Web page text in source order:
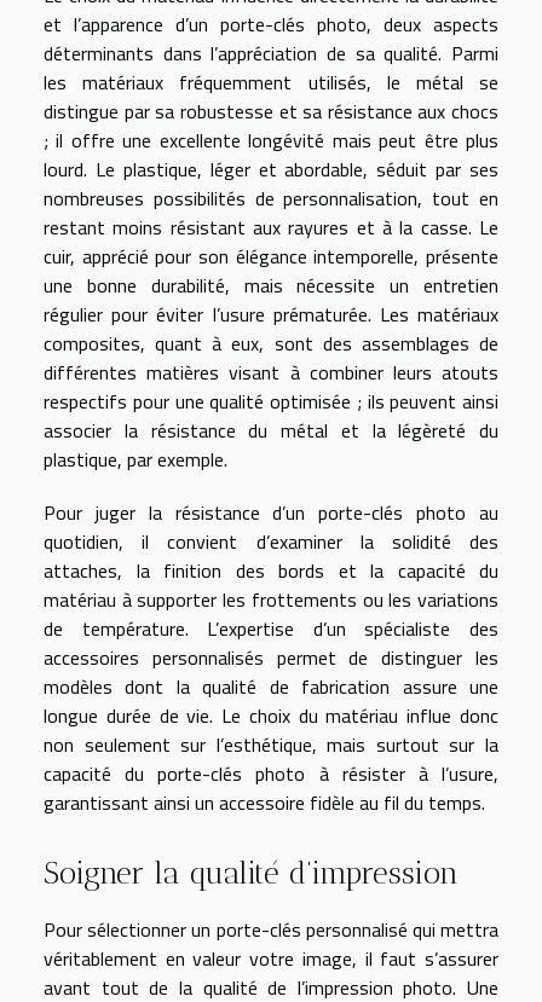
et l’apparence d’un porte-clés photo, deux aspects
déterminants dans l’appréciation de sa qualité. Parmi
les matériaux fréquemment utilisés, le métal se
distingue par sa robustesse et sa résistance aux chocs
; il offre une excellente longévité mais peut être plus
lourd. Le plastique, léger et abordable, séduit par ses
nombreuses possibilités de personnalisation, tout en
restant moins résistant aux rayures et à la casse. Le
cuir, apprécié pour son élégance intemporelle, présente
une bonne durabilité, mais nécessite un entretien
régulier pour éviter l’usure prématurée. Les matériaux
composites, quant à eux, sont des assemblages de
différentes matières visant à combiner leurs atouts
respectifs pour une qualité optimisée ; ils peuvent ainsi
associer la résistance du métal et la légèreté du
plastique, par exemple.
Pour juger la résistance d’un porte-clés photo au
quotidien, il convient d’examiner la solidité des
attaches, la finition des bords et la capacité du
matériau à supporter les frottements ou les variations
de température. L’expertise d’un spécialiste des
accessoires personnalisés permet de distinguer les
modèles dont la qualité de fabrication assure une
longue durée de vie. Le choix du matériau influe donc
non seulement sur l’esthétique, mais surtout sur la
capacité du porte-clés photo à résister à l’usure,
garantissant ainsi un accessoire fidèle au fil du temps.
Soigner la qualité d’impression
Pour sélectionner un porte-clés personnalisé qui mettra
véritablement en valeur votre image, il faut s’assurer
avant tout de la qualité de l’impression photo. Une